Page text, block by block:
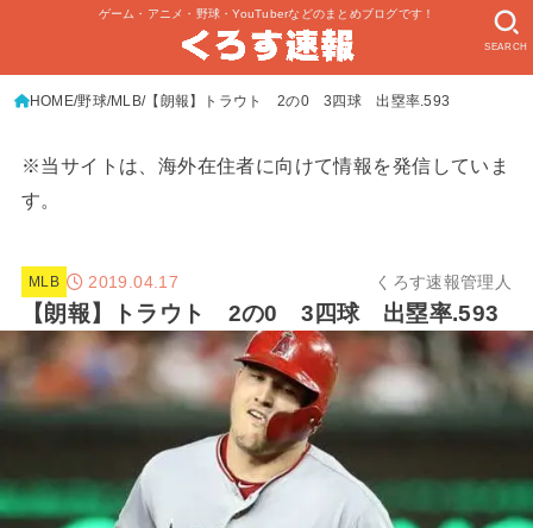
ゲーム・アニメ・野球・YouTuberなどのまとめブログです！
SEARCH
HOME 野球 MLB 【朗報】トラウト 2の0 3四球 出塁率.593
※当サイトは、海外在住者に向けて情報を発信していま
す。
MLB 2019.04.17 くろす速報管理人
【朗報】トラウト 2の0 3四球 出塁率.593